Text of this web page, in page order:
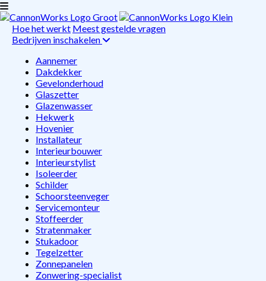
Hoe het werkt Meest gestelde vragen
Bedrijven inschakelen
Aannemer
Dakdekker
Gevelonderhoud
Glaszetter
Glazenwasser
Hekwerk
Hovenier
Installateur
Interieurbouwer
Interieurstylist
Isoleerder
Schilder
Schoorsteenveger
Servicemonteur
Stoffeerder
Stratenmaker
Stukadoor
Tegelzetter
Zonnepanelen
Zonwering-specialist